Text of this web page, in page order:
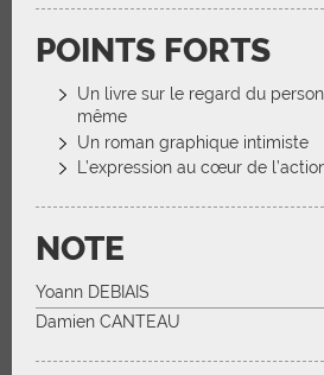
POINTS FORTS
Un livre sur le regard du
même
Un roman graphique intimiste
L’expression au cœur de
NOTE
Yoann DEBIAIS
Damien CANTEAU